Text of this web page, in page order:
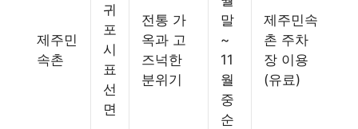
제주민
속촌
귀
포
시
표
선
면
전통 가
옥과 고
즈넉한
분위기
말
~
11
월
중
순
제주민속
촌 주차
장 이용
(유료)